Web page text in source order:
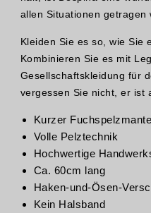
allen Situationen getragen
Kleiden Sie es so, wie Sie
Kombinieren Sie es mit
Gesellschaftskleidung für
vergessen Sie nicht, er ist
Kurzer
Volle Pelztechnik
Hochwertige
Ca. 60cm lang
Haken-und-Ösen-
Kein Halsband